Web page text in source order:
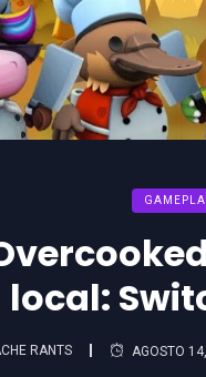
local:
RANTS AGOSTO